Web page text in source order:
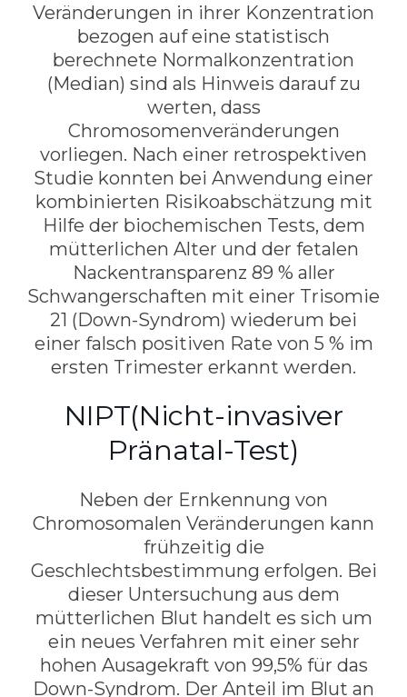
Veränderungen in ihrer Konzentration
bezogen auf eine statistisch
berechnete Normalkonzentration
(Median) sind als Hinweis darauf zu
werten, dass
Chromosomenveränderungen
vorliegen. Nach einer retrospektiven
Studie konnten bei Anwendung einer
kombinierten Risikoabschätzung mit
Hilfe der biochemischen Tests, dem
mütterlichen Alter und der fetalen
Nackentransparenz 89 % aller
Schwangerschaften mit einer Trisomie
21 (Down-Syndrom) wiederum bei
einer falsch positiven Rate von 5 % im
ersten Trimester erkannt werden.
NIPT(Nicht-invasiver
Pränatal-Test)
Neben der Ernkennung von
Chromosomalen Veränderungen kann
frühzeitig die
Geschlechtsbestimmung erfolgen. Bei
dieser Untersuchung aus dem
mütterlichen Blut handelt es sich um
ein neues Verfahren mit einer sehr
hohen Ausagekraft von 99,5% für das
Down-Syndrom. Der Anteil im Blut an